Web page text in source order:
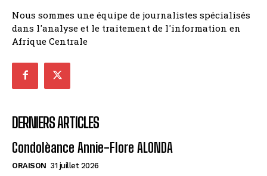
Nous sommes une équipe de journalistes spécialisés
dans l'analyse et le traitement de l'information en
Afrique Centrale
DERNIERS ARTICLES
Condolèance Annie-Flore ALONDA
ORAISON 31 juillet 2026